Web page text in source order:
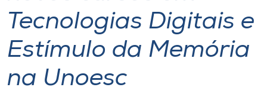
Atendimento ao Estudante
Portal de Ensino
A
Tecnologias Digitais e
Estímulo da Memória
na Unoesc